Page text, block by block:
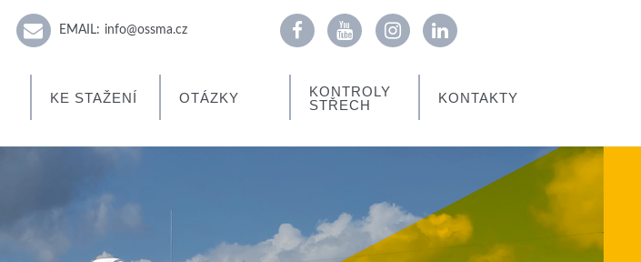
EMAIL: info@ossma.cz
KE STAŽENÍ OTÁZKY
KONTROLY
STŘECH
KONTAKTY